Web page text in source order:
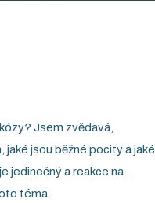
Jsem zvědavá,
jsou běžné pocity a jaké
jedinečný a reakce na
téma.